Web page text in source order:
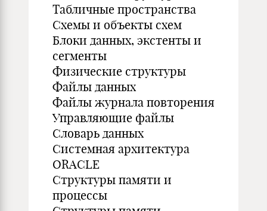
Табличные пространства
Схемы и объекты схем
Блоки данных, экстенты и
сегменты
Физические структуры
Файлы данных
Файлы журнала повторения
Управляющие файлы
Словарь данных
Системная архитектура
ORACLE
Структуры памяти и
процессы